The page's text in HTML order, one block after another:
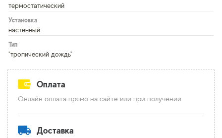
термостатический
Установка
настенный
Тип
"тропический дождь"
Оплата
Онлайн оплата прямо на сайте или при получении.
Доставка